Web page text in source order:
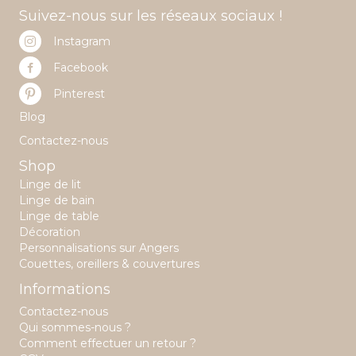
Suivez-nous sur les réseaux sociaux !
Instagram
Facebook
Pinterest
Blog
Contactez-nous
Shop
Linge de lit
Linge de bain
Linge de table
Décoration
Personnalisations sur Angers
Couettes, oreillers & couvertures
Informations
Contactez-nous
Qui sommes-nous ?
Comment effectuer un retour ?